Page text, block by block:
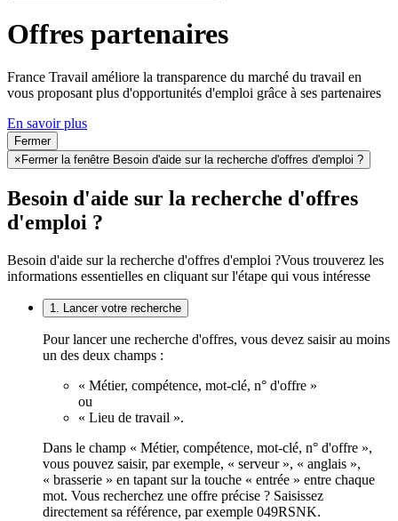
Offres partenaires
France Travail améliore la transparence du marché du travail en
vous proposant plus d'opportunités d'emploi grâce à ses partenaires
En savoir plus
Fermer
× Fermer la fenêtre Besoin d'aide sur la recherche d'offres d'emploi ?
Besoin d'aide sur la recherche d'offres
d'emploi ?
Besoin d'aide sur la recherche d'offres d'emploi ?Vous trouverez les
informations essentielles en cliquant sur l'étape qui vous intéresse
1. Lancer votre recherche
Pour lancer une recherche d'offres, vous devez saisir au moins
un des deux champs :
« Métier, compétence, mot-clé, n° d'offre »
ou
« Lieu de travail ».
Dans le champ « Métier, compétence, mot-clé, n° d'offre »,
vous pouvez saisir, par exemple, « serveur », « anglais »,
« brasserie » en tapant sur la touche « entrée » entre chaque
mot. Vous recherchez une offre précise ? Saisissez
directement sa référence, par exemple 049RSNK.